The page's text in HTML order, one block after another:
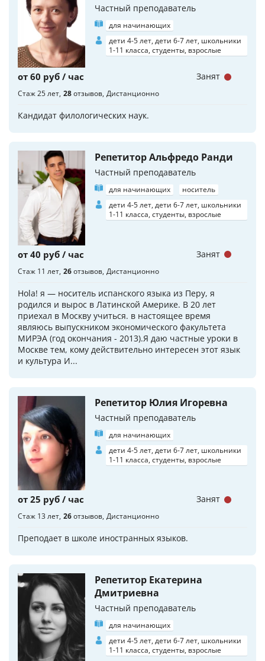
Частный преподаватель
для начинающих
дети 4-5 лет, дети 6-7 лет, школьники
1-11 класса, студенты, взрослые
от 60 руб / час
Стаж 25 лет 28отзывов Дистанционно
Кандидат филологических наук.
Занят
Репетитор Альфредо Ранди
Частный преподаватель
для начинающих
носитель
дети 4-5 лет, дети 6-7 лет, школьники
1-11 класса, студенты, взрослые
от 40 руб / час
Стаж 11 лет 26отзывов Дистанционно
Hola! я — носитель испанского языка из Перу, я
родился и вырос в Латинской Америке. В 20 лет
приехал в Москву учиться. в настоящее время
являюсь выпускником экономического факультета
МИРЭА (год окончания - 2013).Я даю частные уроки в
Москве тем, кому действительно интересен этот язык
и культура И...
Занят
Репетитор Юлия Игоревна
Частный преподаватель
для начинающих
дети 4-5 лет, дети 6-7 лет, школьники
1-11 класса, студенты, взрослые
от 25 руб / час
Стаж 13 лет 26отзывов Дистанционно
Преподает в школе иностранных языков.
Занят
Репетитор Екатерина
Дмитриевна
Частный преподаватель
для начинающих
дети 4-5 лет, дети 6-7 лет, школьники
1-11 класса, студенты, взрослые